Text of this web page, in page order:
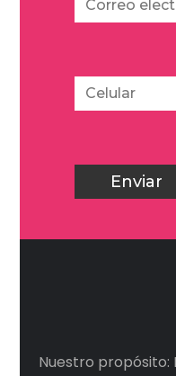
Nuestro